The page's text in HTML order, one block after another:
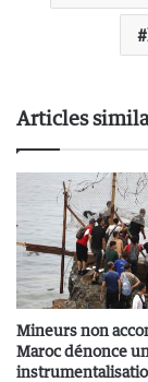
Articles
Mineurs non
Maroc dénonce